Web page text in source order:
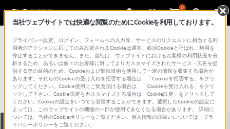
0
総合サポート・お問い合わせ プロフェッショナル／業務用
NSR-S20/00
全て ダウンロード 取扱説明書 Q&A
当社ウェブサイトでは快適な閲覧のためにCookieを利用しております。
プライバシー設定、ログイン、フォームへの入力等、サービスのリクエストに相当する利
用者のアクションに応じてのみ設定されるCookieは通常、必須Cookieと呼ばれ、利用を
停止することができません。また、当社は、ウェブサイトにおけるお客様の利用状況を分
析するため、あるいは個々のお客様に対してよりカスタマイズされたサービス・広告を提
供する等の目的のため、Cookieおよび類似技術を使用して一定の情報を収集する場合が
あります。それらのCookieの受け入れを拒否する場合は、「Cookieを拒否する」をクリ
ックしてください。Cookie使用にご同意頂ける場合は、「Cookieを受け入れる」をクリ
ックして下さい。Cookie設定をカスタマイズする場合は「Cookie設定」をクリックして
ください。Cookieの設定をいつでも管理することができます。選択したCookieの設定に
よっては、このウェブサイトの機能の一部が使用できなくなる場合があります。 詳細に
ついては、当社のCookieポリシーをご覧ください。個人情報の取扱いについては、プラ
イバシーポリシーをご覧ください。